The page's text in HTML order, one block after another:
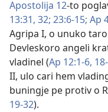
Apostolija 12-to
13:31, 32; 23:6-15; Ap
Agripa I, o unuko
Devleskoro angeli
vladinel (Ap 12:1-6,
II, ulo cari hem
buningje pe protiv o
19-32).